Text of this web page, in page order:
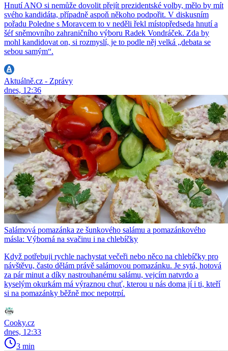
Hnutí ANO si nemůže dovolit přejít prezidentské volby, mělo by mít
svého kandidáta, případně aspoň někoho podpořit. V diskusním
pořadu Poledne s Moravcem to v neděli řekl místopředseda hnutí a
šéf sněmovního zahraničního výboru Radek Vondráček. Zda by
mohl kandidovat on, si rozmyslí, je to podle něj velká „debata se
sebou samým“.
Aktuálně.cz - Zprávy
dnes, 12:36
Salámová pomazánka ze šunkového salámu a pomazánkového
másla: Výborná na svačinu i na chlebíčky
Když potřebuji rychle nachystat večeři nebo něco na chlebíčky pro
návštěvu, často dělám právě salámovou pomazánku. Je sytá, hotová
za pár minut a díky nastrouhanému salámu, vejcím natvrdo a
kyselým okurkám má výraznou chuť, kterou u nás doma jí i ti, kteří
si na pomazánky běžně moc nepotrpí.
Cooky.cz
dnes, 12:33
3 min